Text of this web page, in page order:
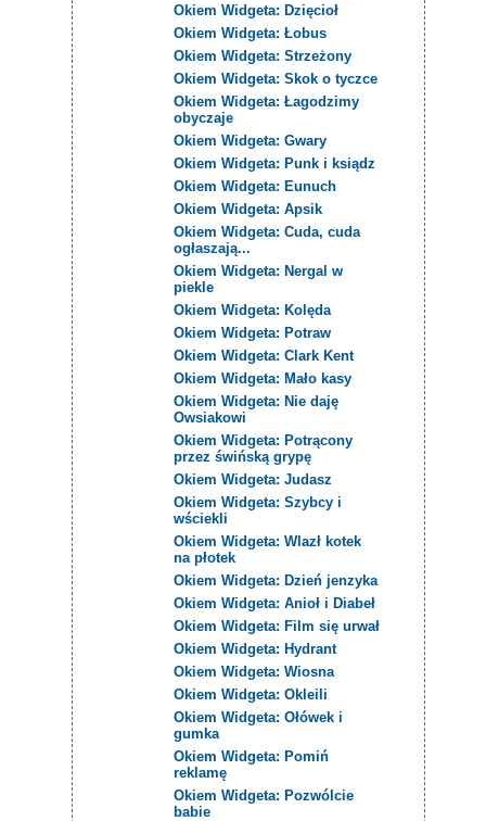
Okiem Widgeta: Dzięcioł
Okiem Widgeta: Łobus
Okiem Widgeta: Strzeżony
Okiem Widgeta: Skok o tyczce
Okiem Widgeta: Łagodzimy
obyczaje
Okiem Widgeta: Gwary
Okiem Widgeta: Punk i ksiądz
Okiem Widgeta: Eunuch
Okiem Widgeta: Apsik
Okiem Widgeta: Cuda, cuda
ogłaszają...
Okiem Widgeta: Nergal w
piekle
Okiem Widgeta: Kolęda
Okiem Widgeta: Potraw
Okiem Widgeta: Clark Kent
Okiem Widgeta: Mało kasy
Okiem Widgeta: Nie daję
Owsiakowi
Okiem Widgeta: Potrącony
przez świńską grypę
Okiem Widgeta: Judasz
Okiem Widgeta: Szybcy i
wściekli
Okiem Widgeta: Wlazł kotek
na płotek
Okiem Widgeta: Dzień jenzyka
Okiem Widgeta: Anioł i Diabeł
Okiem Widgeta: Film się urwał
Okiem Widgeta: Hydrant
Okiem Widgeta: Wiosna
Okiem Widgeta: Okleili
Okiem Widgeta: Ołówek i
gumka
Okiem Widgeta: Pomiń
reklamę
Okiem Widgeta: Pozwólcie
babie